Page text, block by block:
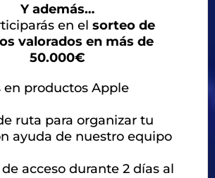
Y además…
en el sorteo de
valorados en más de
50.000€
en productos Apple
ruta para organizar tu
ayuda de nuestro equipo
de acceso durante 2 días al